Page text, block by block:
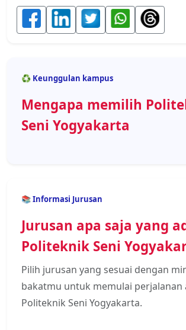
♻️ Keunggulan kampus
Mengapa memilih
Seni Yogyakarta
📚 Informasi Jurusan
Jurusan apa saja yang
Politeknik Seni
Pilih jurusan yang sesuai dengan
bakatmu untuk memulai perjalanan
Politeknik Seni Yogyakarta.